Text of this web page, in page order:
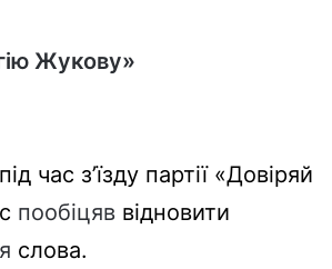
Жукову»
під час з’їзду партії «Довіряй
пообіцяв відновити
слова.